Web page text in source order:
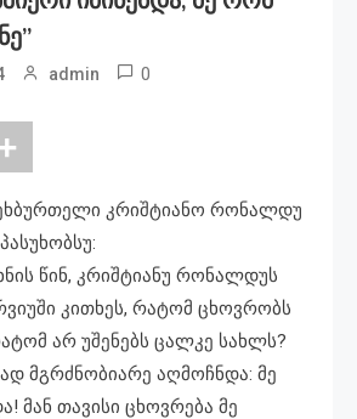
admin 0
კრიშტიანო რონალდუ
წინ, კრიშტიანუ რონალდუს
კითხეს, რატომ ცხოვრობს
არ უშენებს ცალკე სახლს?
მგრძნობიარე აღმოჩნდა: მე
მან თავისი ცხოვრება მე